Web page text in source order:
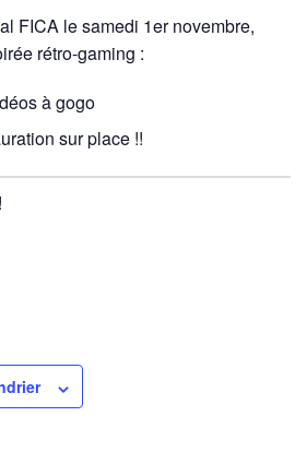
FICA le samedi 1er novembre,
rétro-gaming :
à gogo
sur place !!